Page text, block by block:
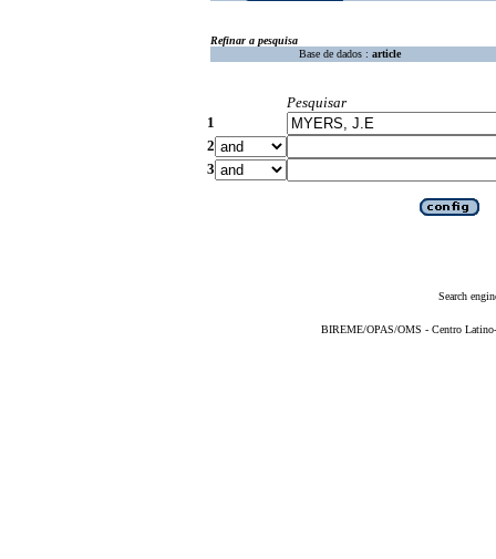
Refinar a pesquisa
Base de dados : article
Pesquisar
1
2
3
Search
BIREME/OPAS/OMS - Centro Latino-